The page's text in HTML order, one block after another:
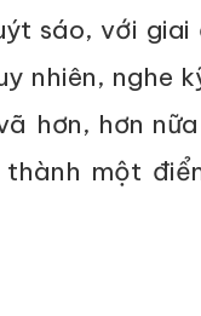
sáo, với giai
nhiên, nghe
hơn, hơn
một